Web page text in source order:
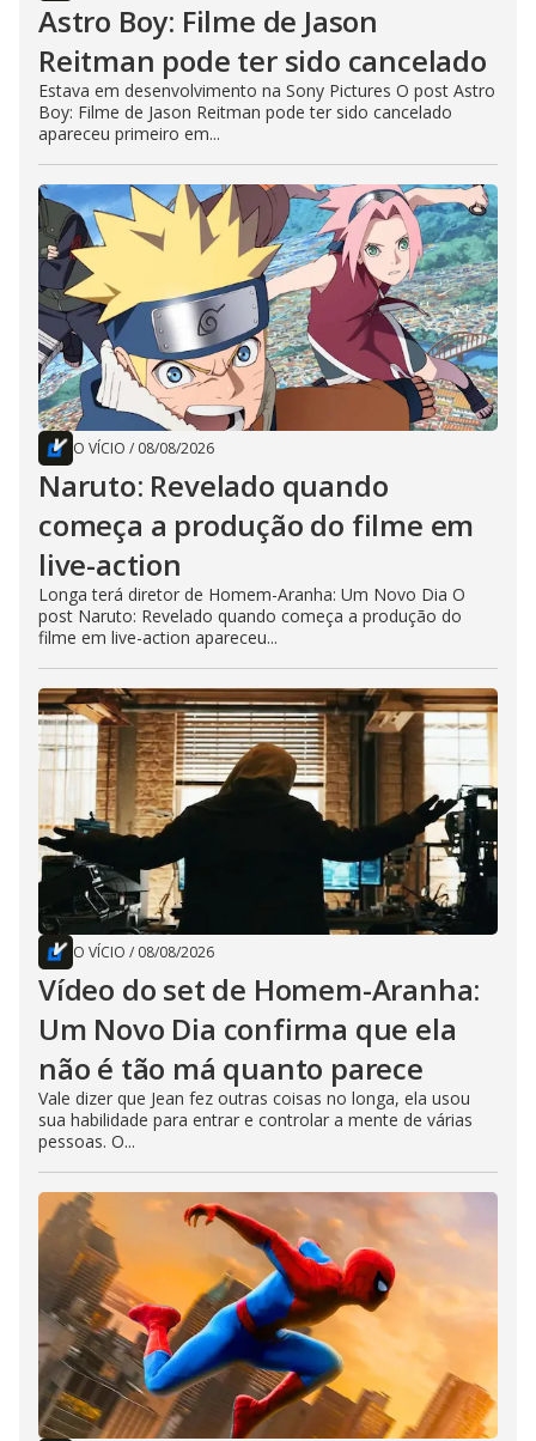
Astro Boy: Filme de Jason
Reitman pode ter sido cancelado
Estava em desenvolvimento na Sony Pictures O post Astro
Boy: Filme de Jason Reitman pode ter sido cancelado
apareceu primeiro em...
O VÍCIO / 08/08/2026
Naruto: Revelado quando
começa a produção do filme em
live-action
Longa terá diretor de Homem-Aranha: Um Novo Dia O
post Naruto: Revelado quando começa a produção do
filme em live-action apareceu...
O VÍCIO / 08/08/2026
Vídeo do set de Homem-Aranha:
Um Novo Dia confirma que ela
não é tão má quanto parece
Vale dizer que Jean fez outras coisas no longa, ela usou
sua habilidade para entrar e controlar a mente de várias
pessoas. O...